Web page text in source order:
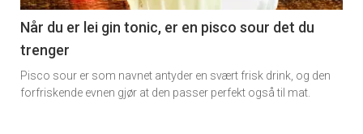
11
Dagens
rett
Når du er lei gin tonic, er en pisco sour det du
trenger
Pisco sour er som navnet antyder en svært frisk drink, og den
forfriskende evnen gjør at den passer perfekt også til mat.